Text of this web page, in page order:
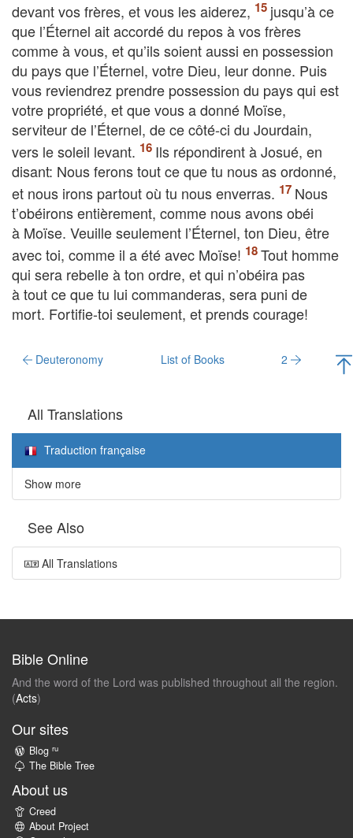
devant vos frères, et vous les aiderez,
jusqu’à ce
que l’Éternel ait accordé du repos à vos frères
comme à vous, et qu’ils soient aussi en possession
du pays que l’Éternel, votre Dieu, leur donne. Puis
vous reviendrez prendre possession du pays qui est
votre propriété, et que vous a donné Moïse,
serviteur de l’Éternel, de ce côté-ci du Jourdain,
vers le soleil levant.
Ils répondirent à Josué, en
disant: Nous ferons tout ce que tu nous as ordonné,
et nous irons partout où tu nous enverras.
Nous
t’obéirons entièrement, comme nous avons obéi
à Moïse. Veuille seulement l’Éternel, ton Dieu, être
avec toi, comme il a été avec Moïse!
Tout homme
qui sera rebelle à ton ordre, et qui n’obéira pas
à tout ce que tu lui commanderas, sera puni de
mort. Fortifie-toi seulement, et prends courage!
Deuteronomy List of Books 2
All Translations
Traduction française
Show more
See Also
All Translations
Bible Online
And the word of the Lord was published throughout all the region.
(Acts)
Our sites
Blog ru
The Bible Tree
About us
Creed
About Project